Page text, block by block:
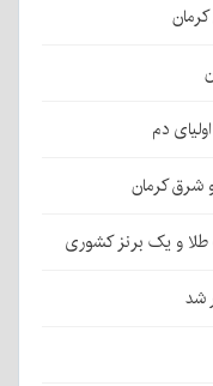
دم
شرق کرمان
و یک برنز کشوری
شد